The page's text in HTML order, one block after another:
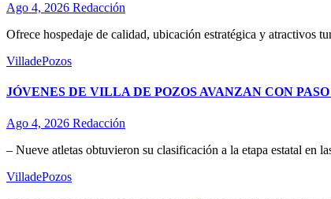
Ago 4, 2026 Redacción
Ofrece hospedaje de calidad, ubicación estratégica y
VilladePozos
JÓVENES DE VILLA DE POZOS AVANZAN CON
Ago 4, 2026 Redacción
– Nueve atletas obtuvieron su clasificación a la etapa estatal en
VilladePozos